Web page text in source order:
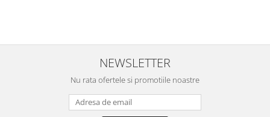
NEWSLETTER
Nu rata ofertele si promotiile noastre